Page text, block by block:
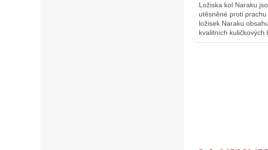
Ložiska kol Naraku
utěsněné proti
ložisek Naraku
kvalitních kuličkových
evropských